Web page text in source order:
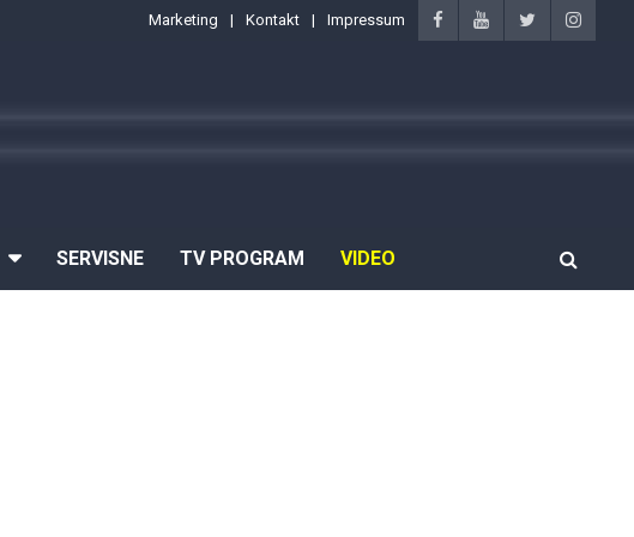
Marketing Kontakt Impressum
SERVISNE TV PROGRAM VIDEO